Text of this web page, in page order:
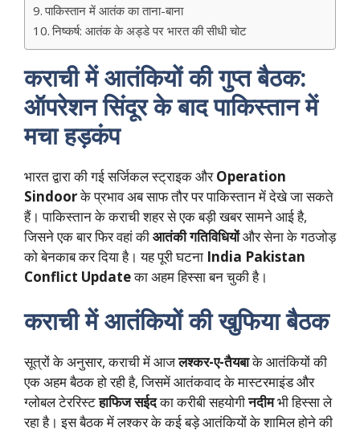
पाकिस्तान में आतंक का ताना-बाना
निष्कर्ष: आतंक के अड्डे पर भारत की सीधी चोट
कराची में आतंकियों की गुप्त बैठक:
ऑपरेशन सिंदूर के बाद पाकिस्तान में
मचा हड़कंप
भारत द्वारा की गई सर्जिकल स्ट्राइक औरOperation
Sindoorके प्रभाव अब साफ तौर पर पाकिस्तान में देखे जा सकते
हैं। पाकिस्तान के कराची शहर से एक बड़ी खबर सामने आई है,
जिसने एक बार फिर वहां कीआतंकी गतिविधियोंऔर सेना के गठजोड़
को बेनकाब कर दिया है। यह पूरी घटना India Pakistan
Conflict Updateका अहम हिस्सा बन चुकी है।
कराची में आतंकियों की खुफिया बैठक
सूत्रों के अनुसार, कराची में आजलश्कर-ए-तैयबाके आतंकियों की
एक अहम बैठक हो रही है, जिसमें आतंकवाद के मास्टरमाइंड और
ग्लोबल टेररिस्टहाफिज सईदका करीबी सहयोगीनदीमभी हिस्सा ले
रहा है। इस बैठक में लश्कर के कई बड़े आतंकियों के शामिल होने की